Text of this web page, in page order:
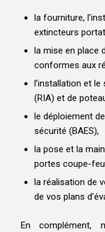
la fourniture,
extincteurs
la mise en place
conformes aux
l’installation et
(RIA) et de
le déploiement
sécurité (BAES),
la pose et la
portes coupe-
la réalisation de
de vos plans
En